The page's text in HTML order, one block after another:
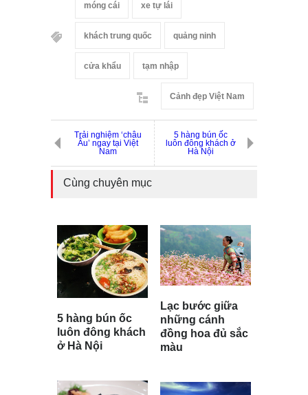
móng cái xe tự lái
khách trung quốc quảng ninh
cửa khẩu tạm nhập
Cảnh đẹp Việt Nam
Trải nghiệm ‘châu
Âu’ ngay tại Việt
Nam
5 hàng bún ốc
luôn đông khách ở
Hà Nội
Cùng chuyên mục
5 hàng bún ốc
luôn đông khách
ở Hà Nội
Lạc bước giữa
những cánh
đồng hoa đủ sắc
màu